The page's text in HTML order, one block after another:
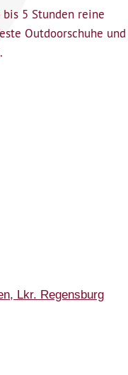
5 Stunden reine
Outdoorschuhe und
Lkr. Regensburg